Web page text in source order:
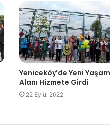
Yeniceköy’de Yeni Yaşam
Alanı Hizmete Girdi
22 Eylül 2022